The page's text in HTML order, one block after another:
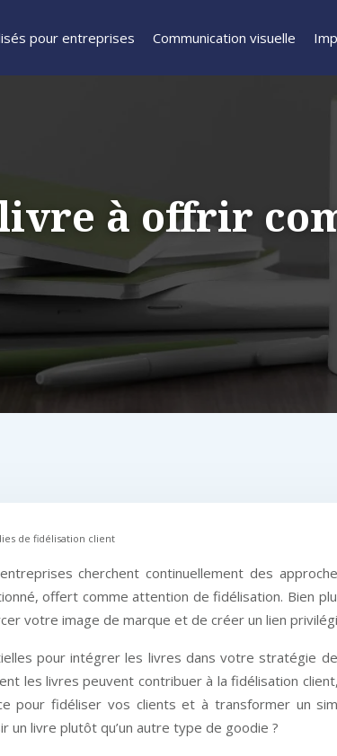
pour entreprises Communication visuelle
à offrir
de fidélisation client
cherchent continuellement des
offert comme attention de fidélisation. Bien
votre image de marque et de créer un lien
pour intégrer les livres dans votre stratégie
les livres peuvent contribuer à la fidélisation
pour fidéliser vos clients et à transformer un
livre plutôt qu’un autre type de goodie ?